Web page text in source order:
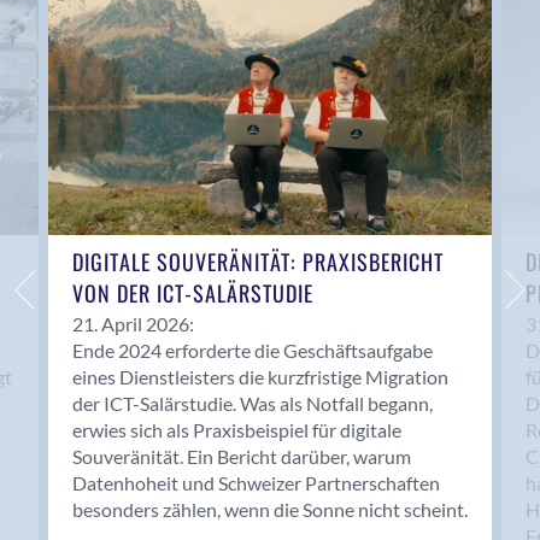
Anwil
Appenzell
Au SG
Baar
Baden
Balsthal
Balzers
Basel
Bassersdorf
Belp
Bendern
Benken (SG)
Bergdietikon
Berlin
Bern
Bern - Liebefeld
DIGITALE SOUVERÄNITÄT: PRAXISBERICHT
VON DER ICT-SALÄRSTUDIE
21. April 2026:
Ende 2024 erforderte die Geschäftsaufgabe
eines Dienstleisters die kurzfristige Migration
der ICT-Salärstudie. Was als Notfall begann,
erwies sich als Praxisbeispiel für digitale
Souveränität. Ein Bericht darüber, warum
Datenhoheit und Schweizer Partnerschaften
besonders zählen, wenn die Sonne nicht scheint.